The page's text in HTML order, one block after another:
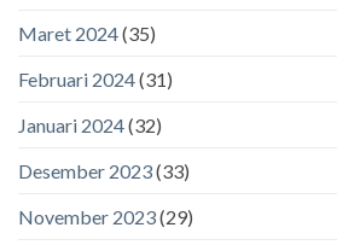
Maret 2024(35)
Februari 2024(31)
Januari 2024(32)
Desember 2023(33)
November 2023(29)